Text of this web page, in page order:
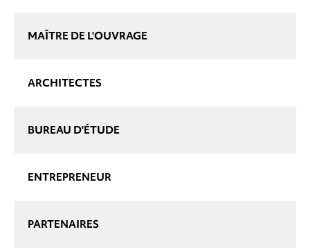
MAÎTRE DE L'OUVRAGE
ARCHITECTES
BUREAU D'ÉTUDE
ENTREPRENEUR
PARTENAIRES